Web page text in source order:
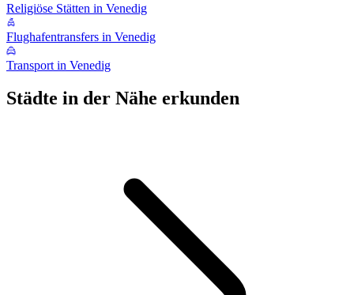
Religiöse Stätten in Venedig
Flughafentransfers in Venedig
Transport in Venedig
Städte in der Nähe erkunden